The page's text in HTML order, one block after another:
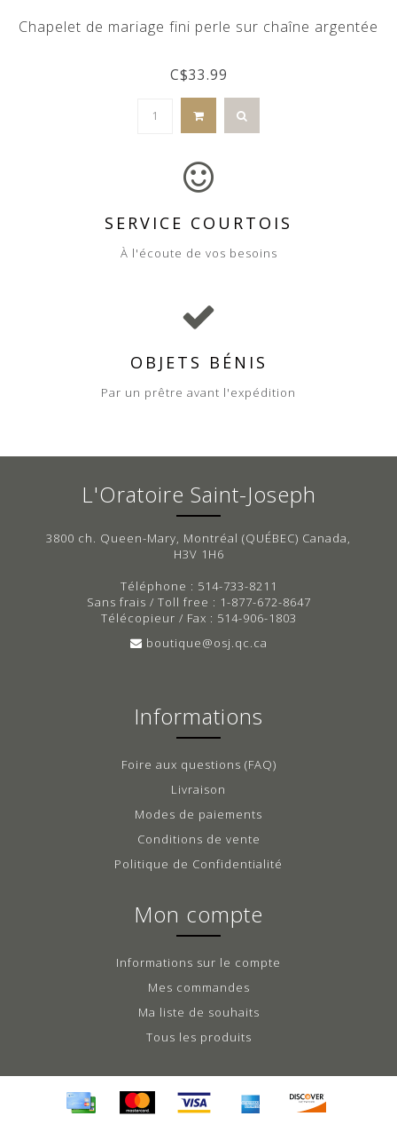
Chapelet de mariage fini perle sur chaîne argentée
C$33.99
SERVICE COURTOIS
À l'écoute de vos besoins
OBJETS BÉNIS
Par un prêtre avant l'expédition
L'Oratoire Saint-Joseph
3800 ch. Queen-Mary, Montréal (QUÉBEC) Canada,
H3V 1H6
Téléphone : 514-733-8211
Sans frais / Toll free : 1-877-672-8647
Télécopieur / Fax : 514-906-1803
boutique@osj.qc.ca
Informations
Foire aux questions (FAQ)
Livraison
Modes de paiements
Conditions de vente
Politique de Confidentialité
Mon compte
Informations sur le compte
Mes commandes
Ma liste de souhaits
Tous les produits